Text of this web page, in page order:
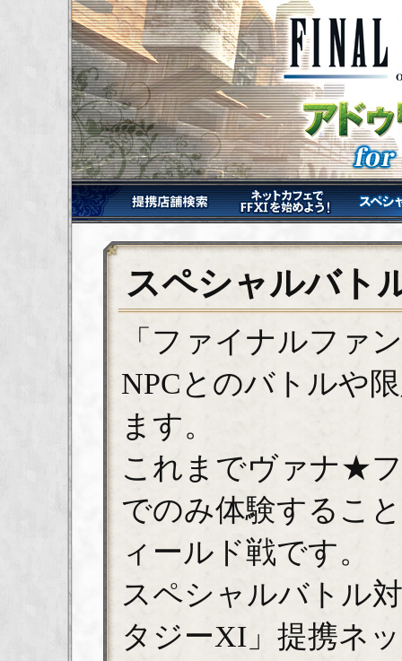
スペシャルバト
「ファイナルファ
NPCとのバトルや
ます。
これまでヴァナ★
でのみ体験するこ
ィールド戦です。
スペシャルバトル
タジーXI」提携ネ